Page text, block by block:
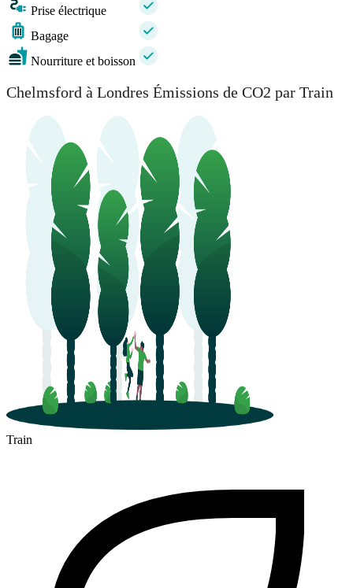
Prise électrique
Bagage
Nourriture et boisson
Chelmsford à Londres Émissions de CO2 par Train
Train